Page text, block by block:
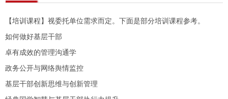
【培训课程】视委托单位需求而定。下面是部分培训课程参考。
如何做好基层干部
卓有成效的管理沟通学
政务公开与网络舆情监控
基层干部创新思维与创新管理